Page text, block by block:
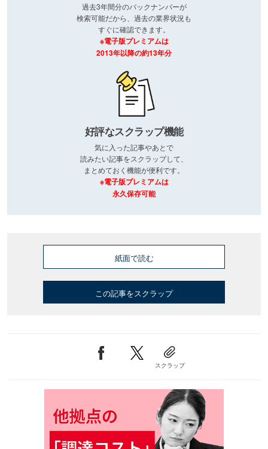
過去3年間分のバックナンバーが
検索可能だから、過去の業界状況も
すぐに確認できます。
※電子版プレミアムは
2013年以降の約13年分
好評なスクラップ機能
気に入った記事やあとで
読みたい記事をスクラップして、
まとめておく機能が便利です。
※電子版プレミアムは
永久保存可能
紙面で読む
この記事をスクラップ
スクラップ